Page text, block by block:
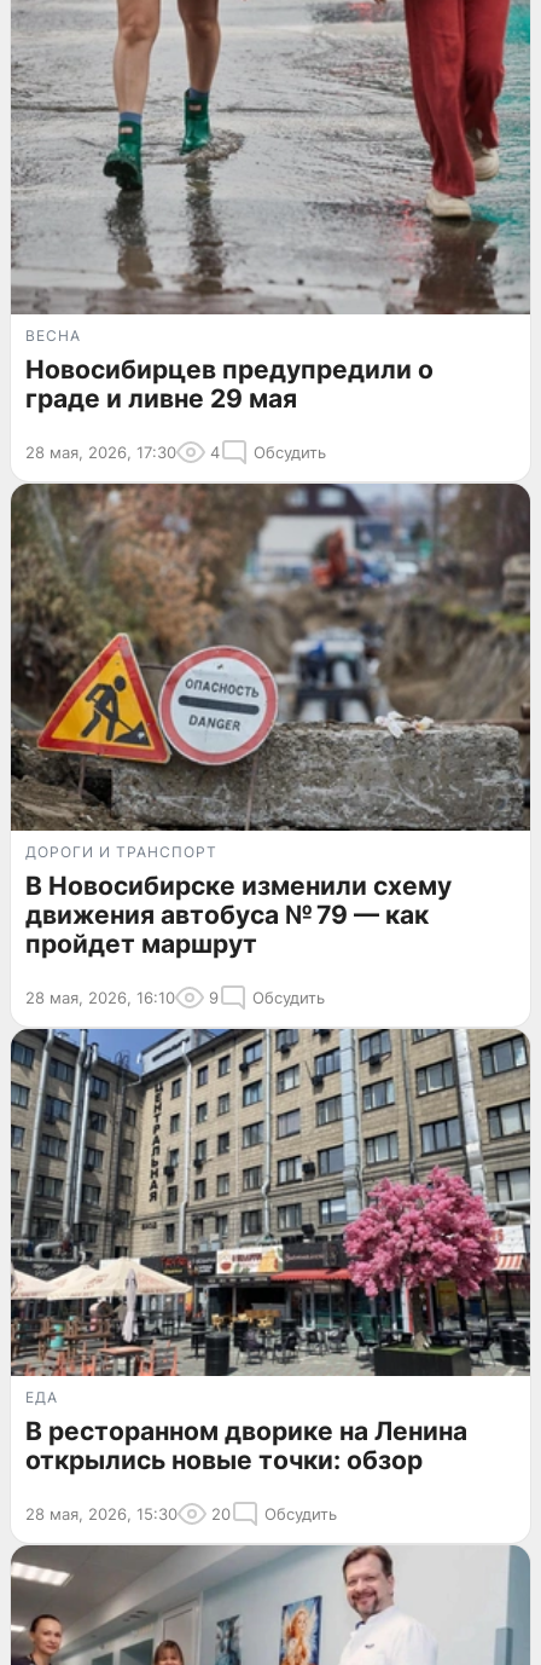
ВЕСНА
Новосибирцев предупредили о
граде и ливне 29 мая
28 мая, 2026, 17:30 4 Обсудить
ДОРОГИ И ТРАНСПОРТ
В Новосибирске изменили схему
движения автобуса № 79 — как
пройдет маршрут
28 мая, 2026, 16:10 9 Обсудить
ЕДА
В ресторанном дворике на Ленина
открылись новые точки: обзор
28 мая, 2026, 15:30 20 Обсудить